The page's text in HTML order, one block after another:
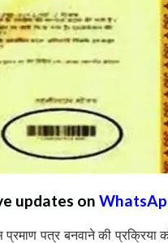
updates on
पत्र बनवाने की प्रक्रिया